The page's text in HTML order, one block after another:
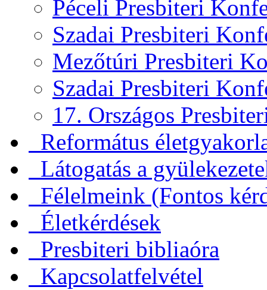
Péceli Presbiteri
Szadai Presbiteri
Mezőtúri Presbiteri
Szadai Presbiteri
17. Országos
Református
Látogatás a
Félelmeink (Fontos
Életkérdések
Presbiteri bibliaóra
Kapcsolatfelvétel